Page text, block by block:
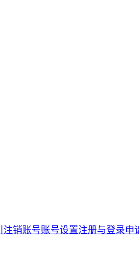
注销账号账号设置注册与登录申